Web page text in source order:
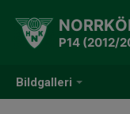
Bildgalleri
P14 (2012/